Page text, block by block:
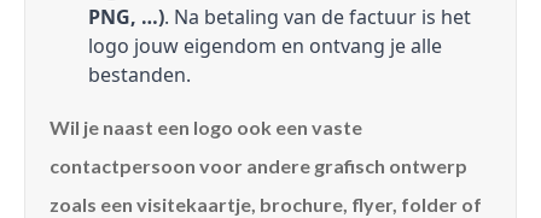
PNG, …). Na betaling van de factuur is het
logo jouw eigendom en ontvang je alle
bestanden.
Wil je naast een logo ook een vaste
contactpersoon voor andere grafisch ontwerp
zoals een visitekaartje, brochure, flyer, folder of